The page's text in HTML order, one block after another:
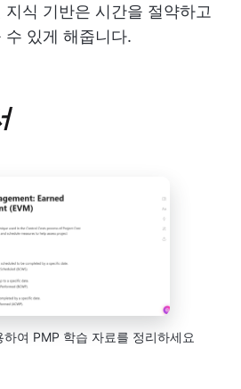
식 기반은 시간을 절약하고
수 있게 해줍니다.
여 PMP 학습 자료를 정리하세요